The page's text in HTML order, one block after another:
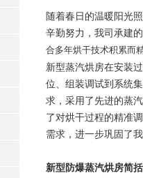
随着春日的温暖阳光
辛勤努力，我司承建
合多年烘干技术积累而
新型蒸汽烘房在安装
位、组装调试到系统
求，采用了先进的蒸
了对烘干过程的精准
需求，进一步巩固了
新型防爆蒸汽烘房简括